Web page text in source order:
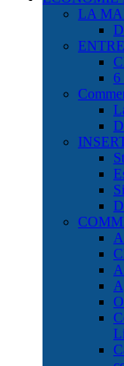
LA
6